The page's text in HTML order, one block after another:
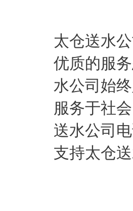
太仓送水
优质的服
水公司始
服务于社
送水公司
支持太仓